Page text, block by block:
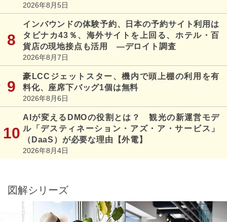
2026年8月5日
インバウンドの体験予約、日本の予約サイト利用は
タビナカ43％、海外サイトを上回る、ホテル・百
貨店の現地接点も活用 ―デロイト調査
2026年8月7日
豪LCCジェットスター、機内で頭上棚の利用を有
料化、座席下バッグ1個は無料
2026年8月6日
AIが変えるDMOの役割とは？ 観光の新運営モデ
ル「デスティネーション・アズ・ア・サービス」
（DaaS）が必要な理由【外電】
2026年8月4日
図解シリーズ